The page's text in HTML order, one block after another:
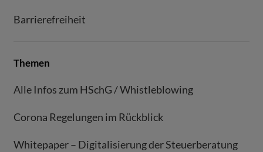
Barrierefreiheit
Themen
Alle Infos zum HSchG / Whistleblowing
Corona Regelungen im Rückblick
Whitepaper – Digitalisierung der Steuerberatung